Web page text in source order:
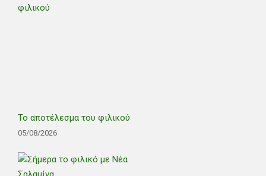
Το αποτέλεσμα του φιλικού
05/08/2026